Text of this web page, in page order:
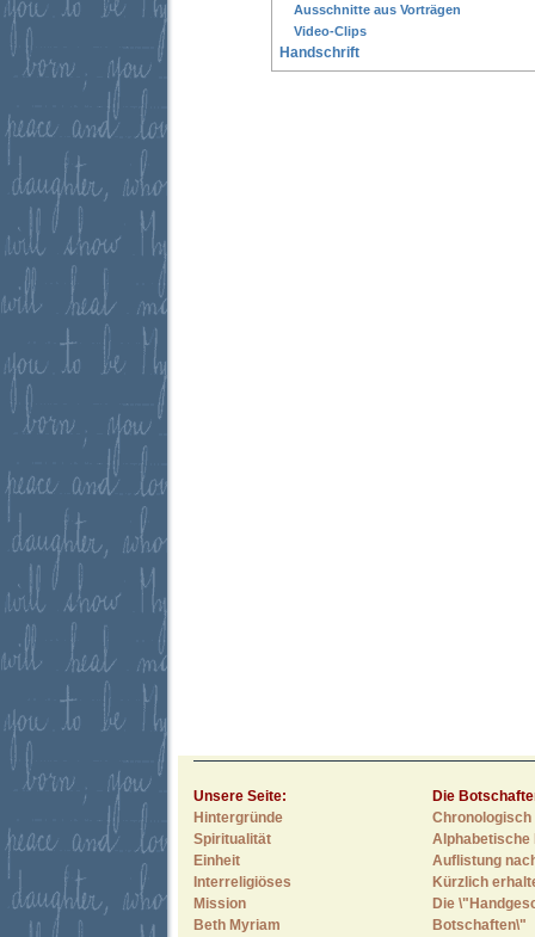
Ausschnitte aus Vorträgen
Video-Clips
Handschrift
Unsere Seite:
Hintergründe
Spiritualität
Einheit
Interreligiöses
Mission
Beth Myriam
Die
Alphabetische
Auflistung
Kürzlich
Die
Botschaften\"